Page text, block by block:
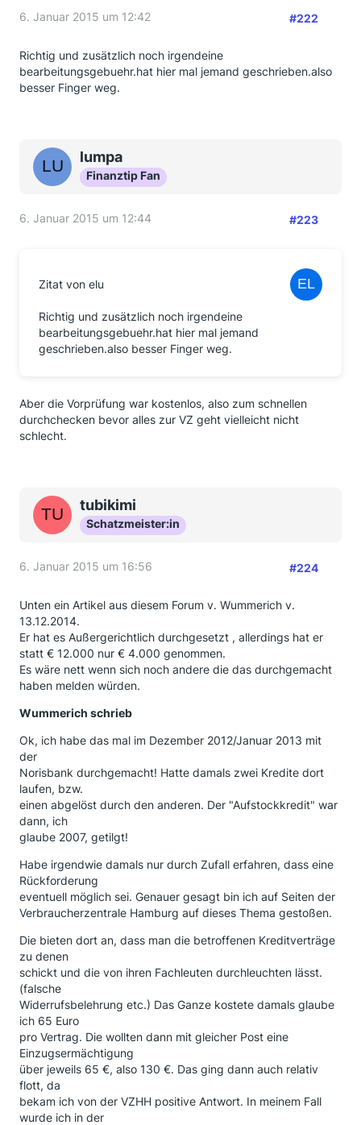
6. Januar 2015 um 12:42 #222
Richtig und zusätzlich noch irgendeine
bearbeitungsgebuehr.hat hier mal jemand geschrieben.also
besser Finger weg.
lumpa
Finanztip Fan
6. Januar 2015 um 12:44 #223
Zitat von elu
Richtig und zusätzlich noch irgendeine
bearbeitungsgebuehr.hat hier mal jemand
geschrieben.also besser Finger weg.
Aber die Vorprüfung war kostenlos, also zum schnellen
durchchecken bevor alles zur VZ geht vielleicht nicht
schlecht.
tubikimi
Schatzmeister:in
6. Januar 2015 um 16:56 #224
Unten ein Artikel aus diesem Forum v. Wummerich v.
13.12.2014.
Er hat es Außergerichtlich durchgesetzt , allerdings hat er
statt € 12.000 nur € 4.000 genommen.
Es wäre nett wenn sich noch andere die das durchgemacht
haben melden würden.
Wummerich schrieb
Ok, ich habe das mal im Dezember 2012/Januar 2013 mit
der
Norisbank durchgemacht! Hatte damals zwei Kredite dort
laufen, bzw.
einen abgelöst durch den anderen. Der "Aufstockkredit" war
dann, ich
glaube 2007, getilgt!
Habe irgendwie damals nur durch Zufall erfahren, dass eine
Rückforderung
eventuell möglich sei. Genauer gesagt bin ich auf Seiten der
Verbraucherzentrale Hamburg auf dieses Thema gestoßen.
Die bieten dort an, dass man die betroffenen Kreditverträge
zu denen
schickt und die von ihren Fachleuten durchleuchten lässt.
(falsche
Widerrufsbelehrung etc.) Das Ganze kostete damals glaube
ich 65 Euro
pro Vertrag. Die wollten dann mit gleicher Post eine
Einzugsermächtigung
über jeweils 65 €, also 130 €. Das ging dann auch relativ
flott, da
bekam ich von der VZHH positive Antwort. In meinem Fall
wurde ich in der